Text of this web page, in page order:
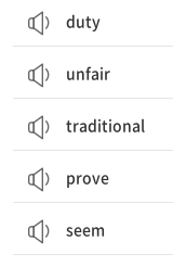
duty
unfair
traditional
prove
seem